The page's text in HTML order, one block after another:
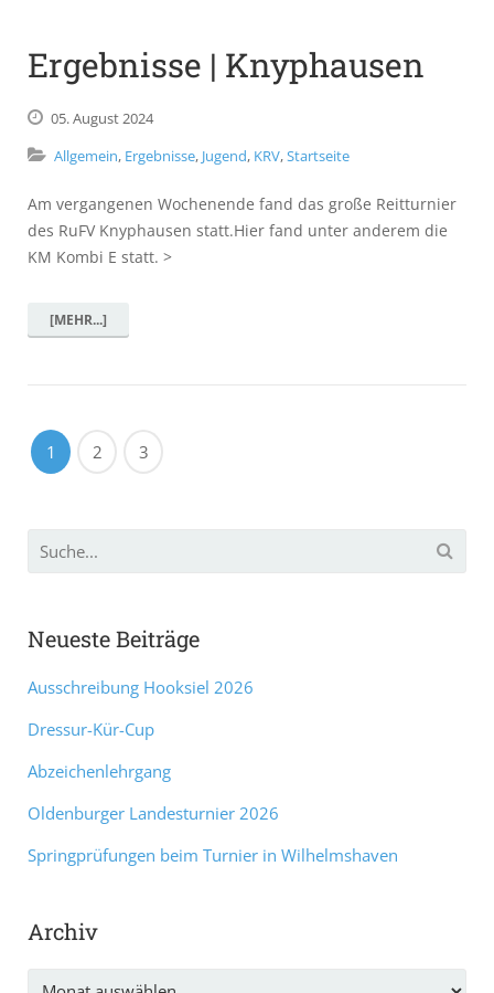
Ergebnisse | Knyphausen
05.August2024
Allgemein, Ergebnisse, Jugend, KRV,Startseite
Am vergangenen Wochenende fand das große Reitturnier
des RuFV Knyphausen statt.Hier fand unter anderem die
KM Kombi E statt. >
[MEHR...]
1 2 3
Neueste Beiträge
Ausschreibung Hooksiel 2026
Dressur-Kür-Cup
Abzeichenlehrgang
Oldenburger Landesturnier 2026
Springprüfungen beim Turnier in Wilhelmshaven
Archiv
Archiv